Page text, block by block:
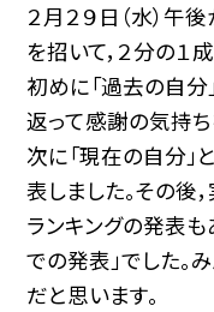
２月２９日（水）午
を招いて，２分の１
初めに「過去の自分
返って感謝の気持
次に「現在の自分」
表しました。その後
ランキングの発表も
での発表」でした。
だと思います。